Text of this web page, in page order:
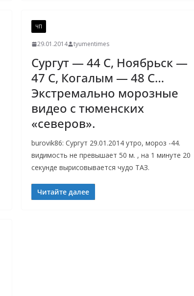
ЧП
29.01.2014 tyumentimes
Сургут — 44 С, Ноябрьск —
47 С, Когалым — 48 С…
Экстремально морозные
видео с тюменских
«северов».
burovik86: Сургут 29.01.2014 утро, мороз -44.
видимость не превышает 50 м. , на 1 минуте 20
секунде вырисовывается чудо ТАЗ.
Читайте далее